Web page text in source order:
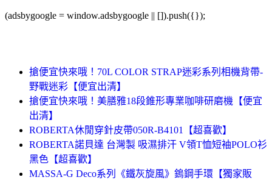
(adsbygoogle = window.adsbygoogle || []).push({});
搶便宜快來哦！70L COLOR STRAP迷彩系列相機背帶-
野戰迷彩【便宜出清】
搶便宜快來哦！美膳雅18段錐形專業咖啡研磨機【便宜
出清】
ROBERTA休閒穿針皮帶050R-B4101【超喜歡】
ROBERTA諾貝達 台灣製 吸濕排汗 V領T恤短袖POLO衫
黑色【超喜歡】
MASSA-G Deco系列《鐵灰旋風》鎢鋼手環【獨家販